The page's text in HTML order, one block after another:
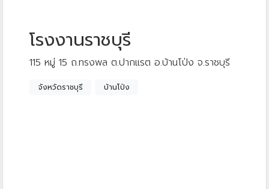
โรงงานราชบุรี
115 หมู่ 15 ถ.ทรงพล ต.ปากแรต อ.บ้านโป่ง จ.ราชบุรี
จังหวัดราชบุรี บ้านโป่ง